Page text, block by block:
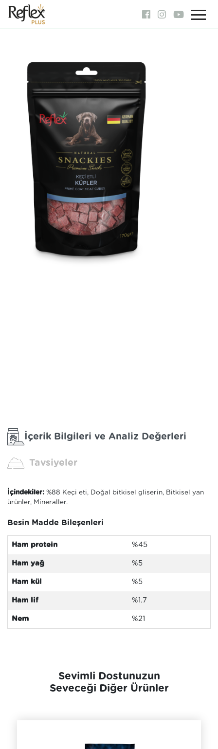
İçerik Bilgileri ve Analiz Değerleri
Tavsiyeler
İçindekiler: %88 Keçi eti, Doğal bitkisel gliserin, Bitkisel yan
ürünler, Mineraller.
Besin Madde Bileşenleri
Ham protein %45
Ham yağ %5
Ham kül %5
Ham lif %1.7
Nem %21
Sevimli Dostunuzun
Seveceği Diğer Ürünler